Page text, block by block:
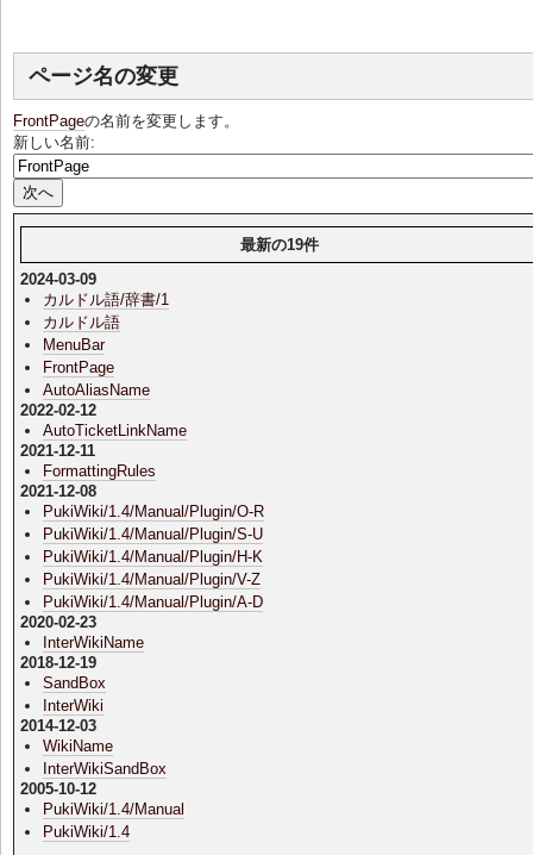
ページ名の変更
FrontPageの名前を変更します。
新しい名前:
最新の19件
2024-03-09
カルドル語/辞書/1
カルドル語
MenuBar
FrontPage
AutoAliasName
2022-02-12
AutoTicketLinkName
2021-12-11
FormattingRules
2021-12-08
PukiWiki/1.4/Manual/Plugin/O-R
PukiWiki/1.4/Manual/Plugin/S-U
PukiWiki/1.4/Manual/Plugin/H-K
PukiWiki/1.4/Manual/Plugin/V-Z
PukiWiki/1.4/Manual/Plugin/A-D
2020-02-23
InterWikiName
2018-12-19
SandBox
InterWiki
2014-12-03
WikiName
InterWikiSandBox
2005-10-12
PukiWiki/1.4/Manual
PukiWiki/1.4